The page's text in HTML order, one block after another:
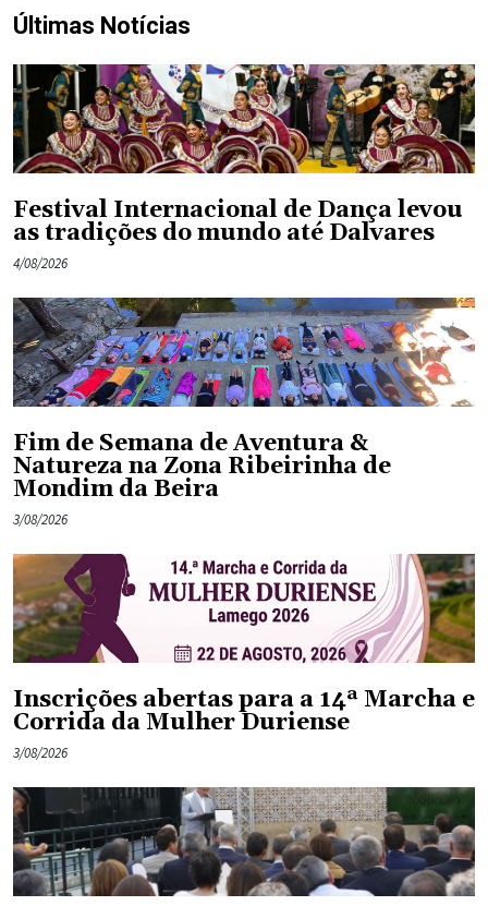
Últimas Notícias
Festival Internacional de Dança levou
as tradições do mundo até Dalvares
4/08/2026
Fim de Semana de Aventura &
Natureza na Zona Ribeirinha de
Mondim da Beira
3/08/2026
Inscrições abertas para a 14ª Marcha e
Corrida da Mulher Duriense
3/08/2026